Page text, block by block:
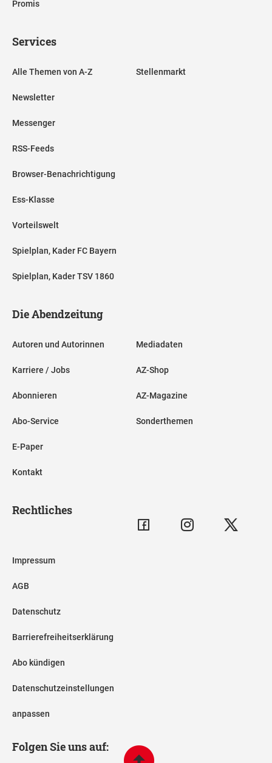
Promis
Services
Alle Themen von A-Z
Newsletter
Messenger
RSS-Feeds
Browser-Benachrichtigung
Ess-Klasse
Vorteilswelt
Spielplan, Kader FC Bayern
Spielplan, Kader TSV 1860
Stellenmarkt
Die Abendzeitung
Autoren und Autorinnen
Karriere / Jobs
Abonnieren
Abo-Service
E-Paper
Kontakt
Mediadaten
AZ-Shop
AZ-Magazine
Sonderthemen
Rechtliches
Impressum
AGB
Datenschutz
Barrierefreiheitserklärung
Abo kündigen
Datenschutzeinstellungen
anpassen
Folgen Sie uns auf: